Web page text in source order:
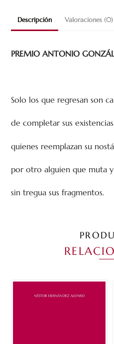
Descripción Valoraciones (0)
PREMIO ANTONIO
Solo los que regresan son
de completar sus
quienes reemplazan su
por otro alguien que muta
sin tregua sus fragmentos.